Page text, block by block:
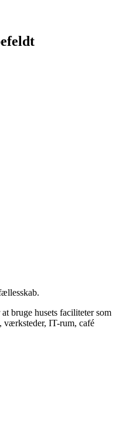
bruge husets faciliteter som
værksteder, IT-rum, café